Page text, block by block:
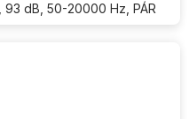
93 dB, 50-20000 Hz, PÁR